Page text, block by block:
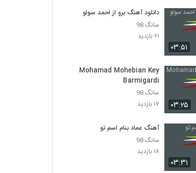
هدف
حسن سالار) (Morteza Bahari Atret)
۲۶۸ بازدید
آهنگ ناجی بنام تو آدم نمیشی
۳۱۱ بازدید
موزیک زیبای تولد نحس از ساسان زاهدی فرد
۰۳:۵۱
دانلود آهنگ برو از احمد سولو
سانگ 98
۲۱ بازدید
۰۳:۲۵
Mohamad Mohebian Key
Barmigardi
سانگ 98
۱۷ بازدید
۰۳:۳۱
آهنگ عماد بنام اسم تو
سانگ 98
۱۸ بازدید